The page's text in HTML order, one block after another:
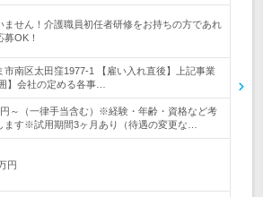
ません！介護職員初任者研修をお持ちの方であれ
OK！
市南区太田窪1977-1 【雇い入れ直後】上記事業
】会社の定める各事…
円～（一律手当含む）※経験・年齢・資格など考
ます※試用期間3ヶ月あり（待遇の変更な…
円